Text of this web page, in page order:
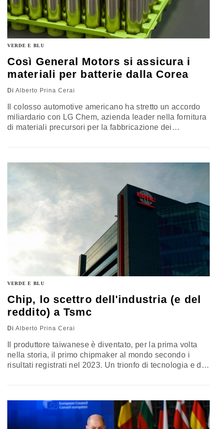
VERDE E BLU
Così General Motors si assicura i
materiali per batterie dalla Corea
Di Alberto Prina Cerai
Il colosso automotive americano ha stretto un accordo
miliardario con LG Chem, azienda leader nella fornitura
di materiali precursori per la fabbricazione dei
VERDE E BLU
Chip, lo scettro dell'industria (e del
reddito) a Tsmc
Di Alberto Prina Cerai
Il produttore taiwanese è diventato, per la prima volta
nella storia, il primo chipmaker al mondo secondo i
risultati registrati nel 2023. Un trionfo di tecnologia e del